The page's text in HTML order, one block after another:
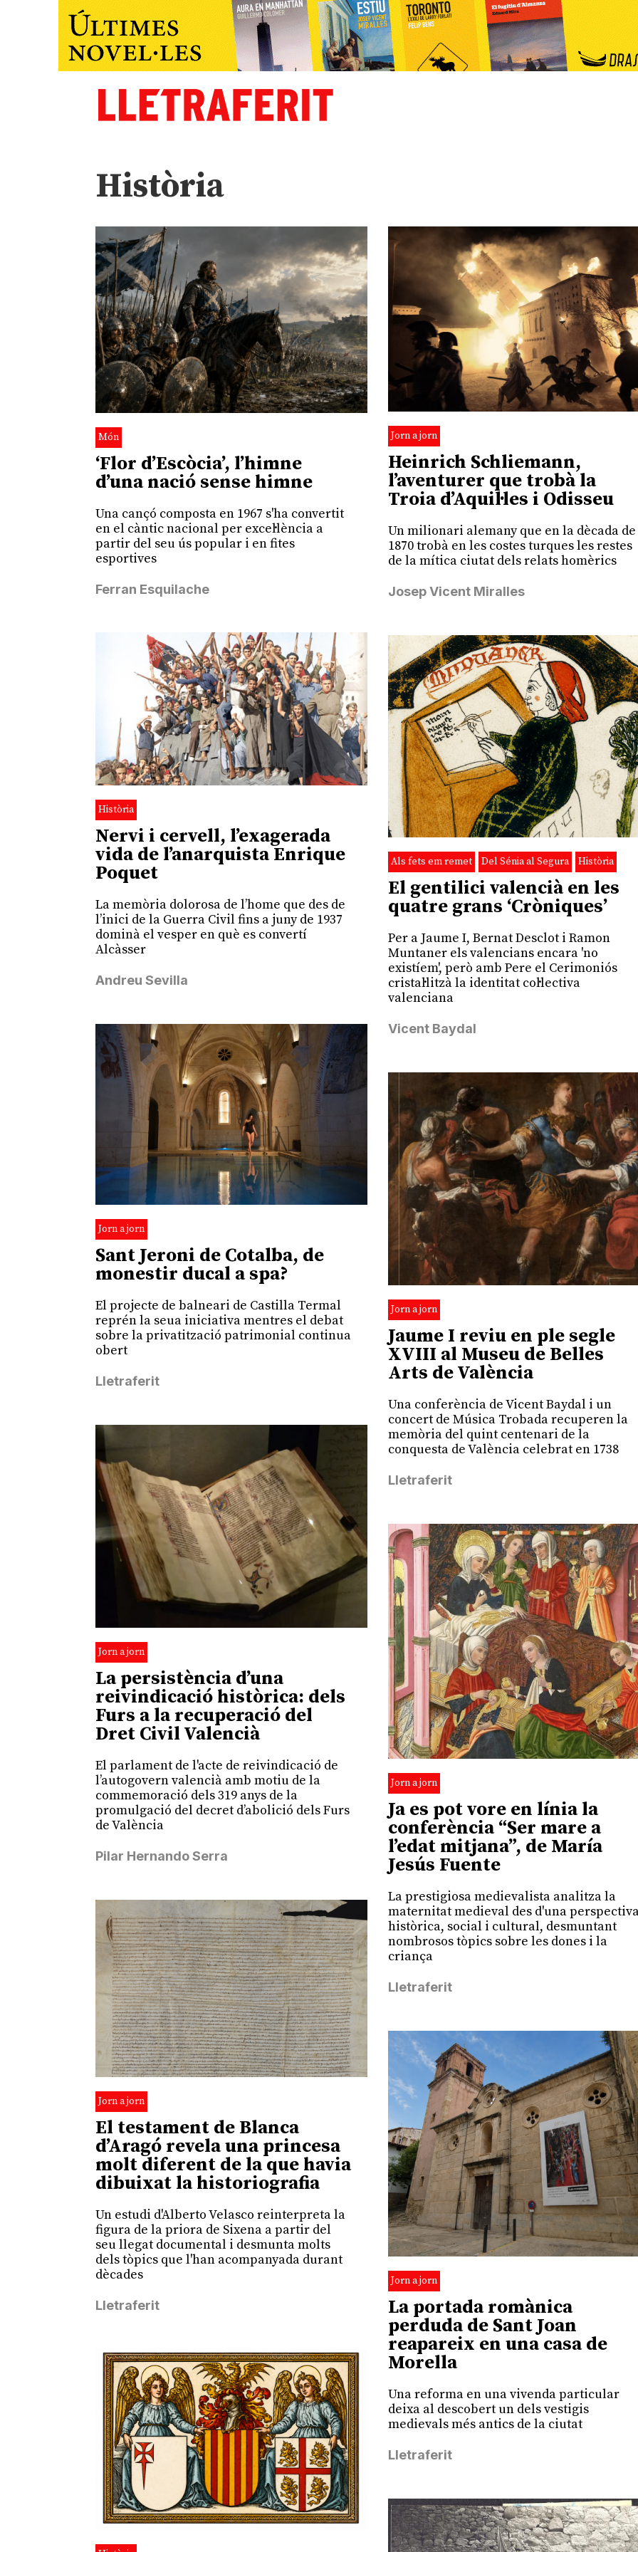
Història
Món
‘Flor d’Escòcia’, l’himne
d’una nació sense himne
Una cançó composta en 1967 s'ha convertit
en el càntic nacional per excel·lència a
partir del seu ús popular i en fites
esportives
Ferran Esquilache
Jorn a jorn
Heinrich Schliemann,
l’aventurer que trobà la
Troia d’Aquil·les i Odisseu
Un milionari alemany que en la dècada de
1870 trobà en les costes turques les restes
de la mítica ciutat dels relats homèrics
Josep Vicent Miralles
Història
Nervi i cervell, l’exagerada
vida de l’anarquista Enrique
Poquet
La memòria dolorosa de l’home que des de
l’inici de la Guerra Civil fins a juny de 1937
dominà el vesper en què es convertí
Alcàsser
Andreu Sevilla
Als fets em remet Del Sénia al Segura Història
El gentilici valencià en les
quatre grans ‘Cròniques’
Per a Jaume I, Bernat Desclot i Ramon
Muntaner els valencians encara 'no
existíem', però amb Pere el Cerimoniós
cristal·litzà la identitat col·lectiva
valenciana
Vicent Baydal
Jorn a jorn
Sant Jeroni de Cotalba, de
monestir ducal a spa?
El projecte de balneari de Castilla Termal
reprén la seua iniciativa mentres el debat
sobre la privatització patrimonial continua
obert
Lletraferit
Jorn a jorn
Jaume I reviu en ple segle
XVIII al Museu de Belles
Arts de València
Una conferència de Vicent Baydal i un
concert de Música Trobada recuperen la
memòria del quint centenari de la
conquesta de València celebrat en 1738
Lletraferit
Jorn a jorn
La persistència d’una
reivindicació històrica: dels
Furs a la recuperació del
Dret Civil Valencià
El parlament de l'acte de reivindicació de
l’autogovern valencià amb motiu de la
commemoració dels 319 anys de la
promulgació del decret d’abolició dels Furs
de València
Pilar Hernando Serra
Jorn a jorn
Ja es pot vore en línia la
conferència “Ser mare a
l’edat mitjana”, de María
Jesús Fuente
La prestigiosa medievalista analitza la
maternitat medieval des d'una
històrica, social i cultural, desmuntant
nombrosos tòpics sobre les dones i la
criança
Lletraferit
Jorn a jorn
El testament de Blanca
d’Aragó revela una princesa
molt diferent de la que havia
dibuixat la historiografia
Un estudi d'Alberto Velasco reinterpreta la
figura de la priora de Sixena a partir del
seu llegat documental i desmunta molts
dels tòpics que l'han acompanyada durant
dècades
Lletraferit
Jorn a jorn
La portada romànica
perduda de Sant Joan
reapareix en una casa de
Morella
Una reforma en una vivenda particular
deixa al descobert un dels vestigis
medievals més antics de la ciutat
Lletraferit